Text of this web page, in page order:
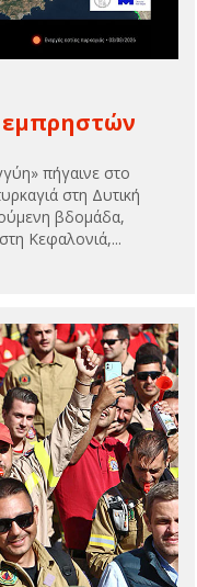
εμπρηστών
πήγαινε στο
στη Δυτική
βδομάδα,
Κεφαλονιά,...